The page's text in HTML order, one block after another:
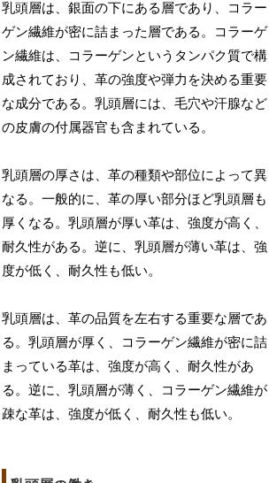
乳頭層は、銀面の下にある層であり、コラー
ゲン繊維が密に詰まった層である。コラーゲ
ン繊維は、コラーゲンというタンパク質で構
成されており、革の強度や弾力を決める重要
な成分である。乳頭層には、毛穴や汗腺など
の皮膚の付属器官も含まれている。
乳頭層の厚さは、革の種類や部位によって異
なる。一般的に、革の厚い部分ほど乳頭層も
厚くなる。乳頭層が厚い革は、強度が高く、
耐久性がある。逆に、乳頭層が薄い革は、強
度が低く、耐久性も低い。
乳頭層は、革の品質を左右する重要な層であ
る。乳頭層が厚く、コラーゲン繊維が密に詰
まっている革は、強度が高く、耐久性があ
る。逆に、乳頭層が薄く、コラーゲン繊維が
疎な革は、強度が低く、耐久性も低い。